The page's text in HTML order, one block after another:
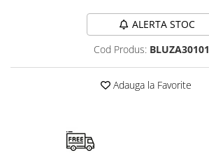
ALERTA STOC
Cod Produs: BLUZA30101
Adauga la Favorite